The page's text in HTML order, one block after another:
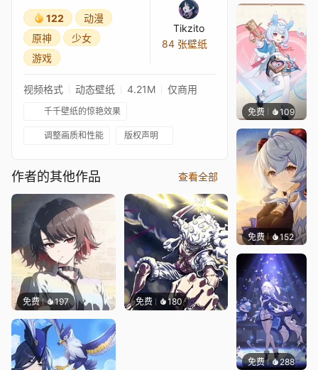
122
动漫
原神
少女
游戏
Tikzito
84 张壁纸
视频格式 动态壁纸 4.21M 仅商用
千千壁纸的惊艳效果
调整画质和性能 版权声明
作者的其他作品 查看全部
免费 197 免费 180
免费 109Tikzito
免费 152Tikzito
免费 288Yukin